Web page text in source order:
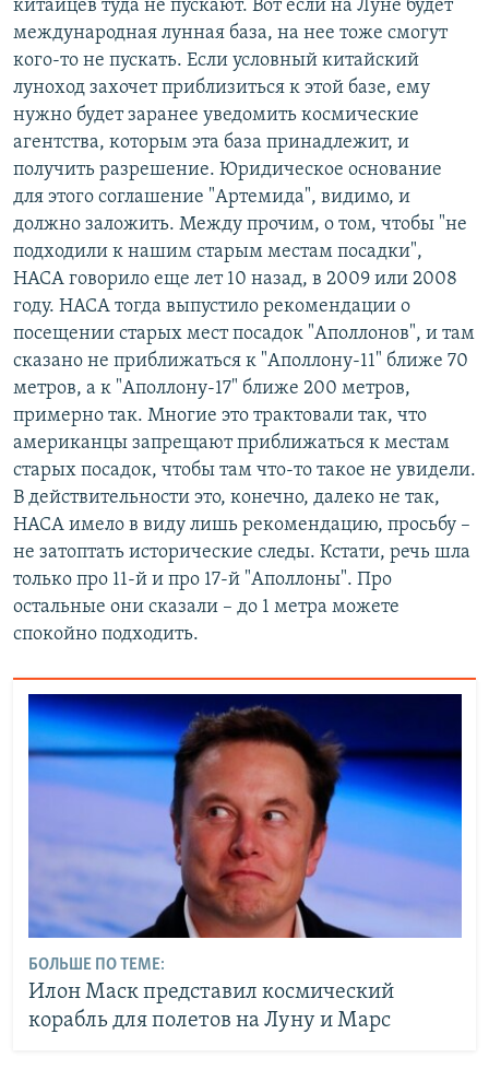
китайцев туда не пускают. Вот если на Луне будет
международная лунная база, на нее тоже смогут
кого-то не пускать. Если условный китайский
луноход захочет приблизиться к этой базе, ему
нужно будет заранее уведомить космические
агентства, которым эта база принадлежит, и
получить разрешение. Юридическое основание
для этого соглашение "Артемида", видимо, и
должно заложить. Между прочим, о том, чтобы "не
подходили к нашим старым местам посадки",
НАСА говорило еще лет 10 назад, в 2009 или 2008
году. НАСА тогда выпустило рекомендации о
посещении старых мест посадок "Аполлонов", и там
сказано не приближаться к "Аполлону-11" ближе 70
метров, а к "Аполлону-17" ближе 200 метров,
примерно так. Многие это трактовали так, что
американцы запрещают приближаться к местам
старых посадок, чтобы там что-то такое не увидели.
В действительности это, конечно, далеко не так,
НАСА имело в виду лишь рекомендацию, просьбу –
не затоптать исторические следы. Кстати, речь шла
только про 11-й и про 17-й "Аполлоны". Про
остальные они сказали – до 1 метра можете
спокойно подходить.
БОЛЬШЕ ПО ТЕМЕ:
Илон Маск представил космический
корабль для полетов на Луну и Марс